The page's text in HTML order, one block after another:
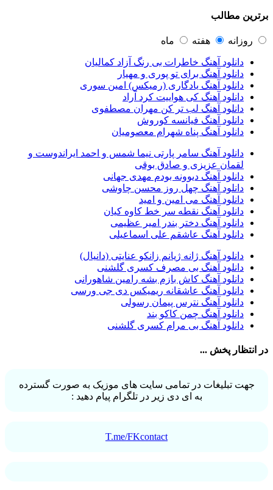
عماد طالب زاده
مسعود صادقلو42
مهدی جهانی39
احمد سعیدی39
امین فیاض39
حامد همایون38
بهنام صفوی38
شادمهر عقیلی37
پیوند36
36
رضا شیری36
علی زند وکیلی35
علی عباسی33
علی زارعی33
علی ارشدی33
سینا شعبانخانی32
سیامک عباسی32
حمید هیراد32
شهرام شکوهی
امین رستمی31
احمد صفایی31
یاسر محمودی31
امو بند31
حجت درولی31
سینا سرلک31
رضایا31
یاس29
برترین مطالب
روزانه هفته ماه
دانلود آهنگ خاطرات بی رنگ آزاد کمالیان
دانلود آهنگ برای تو پوری و مهیار
دانلود آهنگ یادگاری (رمیکس) امین سوری
دانلود آهنگ کی هواییت کرد آراد
دانلود آهنگ لب تر کن مهران مصطفوی
دانلود آهنگ فیانسه کوروش
دانلود آهنگ پناه شهرام معصومیان
دانلود آهنگ سامر پارتی نیما شمس و احمد ایراندوست و
لقمان عزیزی و صادق بوقی
دانلود آهنگ دیوونه بودم مهدی جهانی
دانلود آهنگ چهل روز محسن چاوشی
دانلود آهنگ می امین و امید
دانلود آهنگ نقطه سر خط کاوه کیان
دانلود آهنگ دختر بندر امیر عظیمی
دانلود آهنگ عاشقم علی اسماعیلی
دانلود آهنگ ژانه ژیانم زانکو عنایتی (دانیال)
دانلود آهنگ بی مصرف کسری گلشنی
دانلود آهنگ کاش بازم بشه رامین شاهورانی
دانلود آهنگ عاشقانه ریمیکس دی جی ورسی
دانلود آهنگ نترس پیمان رسولی
دانلود آهنگ چمن کاکو بند
دانلود آهنگ بی مرام کسری گلشنی
در انتظار پخش ...
جهت تبلیغات در تمامی سایت های موزیک به صورت گسترده
به ای دی زیر در تلگرام پیام دهید :
T.me/FKcontact